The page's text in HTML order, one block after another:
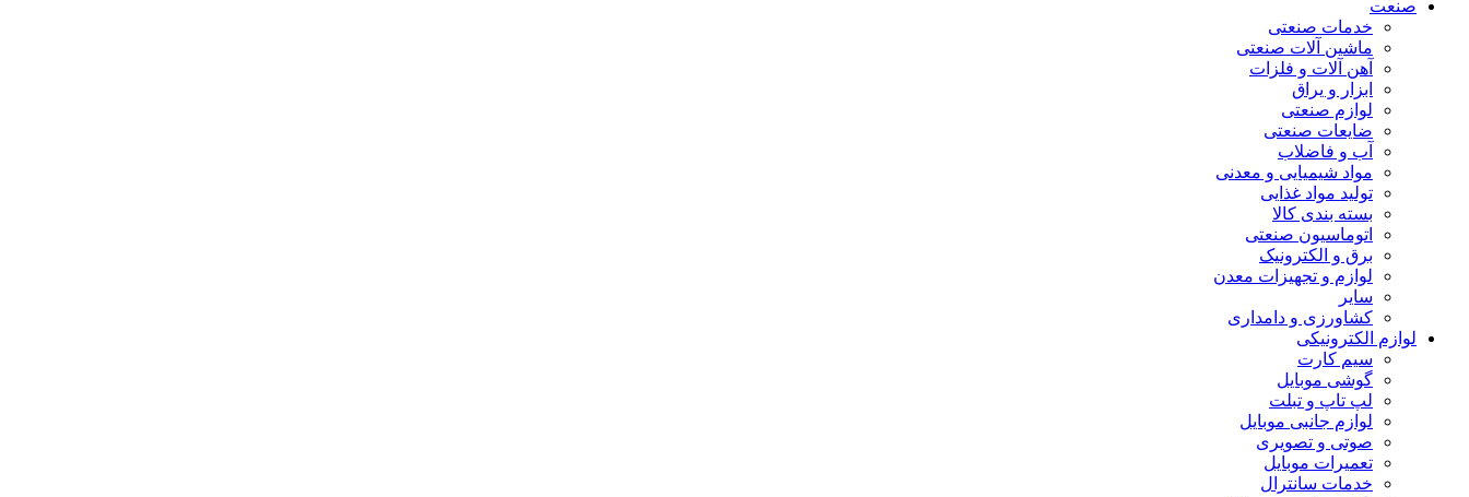
صنعت
خدمات صنعتی
ماشین آلات صنعتی
آهن آلات و فلزات
ابزار و یراق
لوازم صنعتی
ضایعات صنعتی
آب و فاضلاب
مواد شیمیایی و معدنی
تولید مواد غذایی
بسته بندی کالا
اتوماسیون صنعتی
برق و الکترونیک
لوازم و تجهیزات معدن
سایر
کشاورزی و دامداری
لوازم الکترونیکی
سیم کارت
گوشی موبایل
لپ تاپ و تبلت
لوازم جانبی موبایل
صوتی و تصویری
تعمیرات موبایل
خدمات سانترال